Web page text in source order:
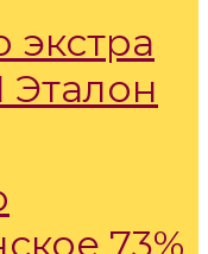
экстра
Эталон
73%